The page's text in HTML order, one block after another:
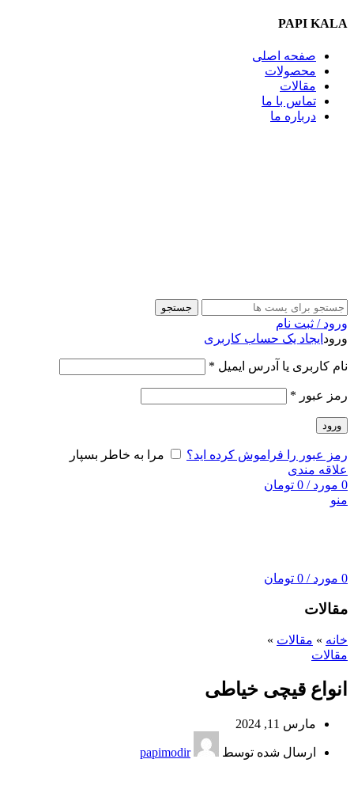
PAPI KALA
صفحه اصلی
محصولات
مقالات
تماس با ما
درباره ما
جستجو
ورود / ثبت نام
ورود ایجاد یک حساب کاربری
نام کاربری یا آدرس ایمیل *
رمز عبور *
ورود
رمز عبور را فراموش کرده اید؟
مرا به خاطر بسپار
علاقه مندی
0 مورد /
0 تومان
منو
0 مورد /
0 تومان
مقالات
خانه » مقالات »
مقالات
انواع قیچی خیاطی
مارس 11, 2024
ارسال شده توسط papimodir